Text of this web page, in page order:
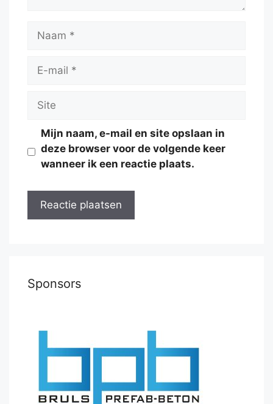
Naam
Site
Mijn naam, e-mail en site opslaan in
deze browser voor de volgende keer
wanneer ik een reactie plaats.
Sponsors